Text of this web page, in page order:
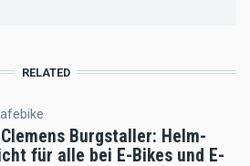
RELATED
Clemens Burgstaller: Helm-
für alle bei E-Bikes und E-